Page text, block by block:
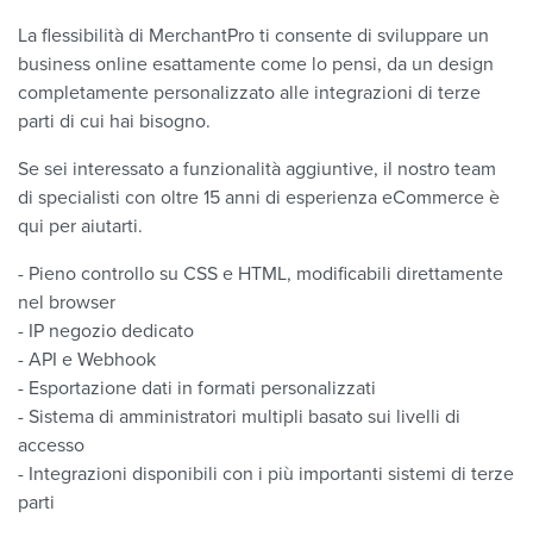
La flessibilità di MerchantPro ti consente di sviluppare un
business online esattamente come lo pensi, da un design
completamente personalizzato alle integrazioni di terze
parti di cui hai bisogno.
Se sei interessato a funzionalità aggiuntive, il nostro team
di specialisti con oltre 15 anni di esperienza eCommerce è
qui per aiutarti.
- Pieno controllo su CSS e HTML, modificabili direttamente
nel browser
- IP negozio dedicato
- API e Webhook
- Esportazione dati in formati personalizzati
- Sistema di amministratori multipli basato sui livelli di
accesso
- Integrazioni disponibili con i più importanti sistemi di terze
parti